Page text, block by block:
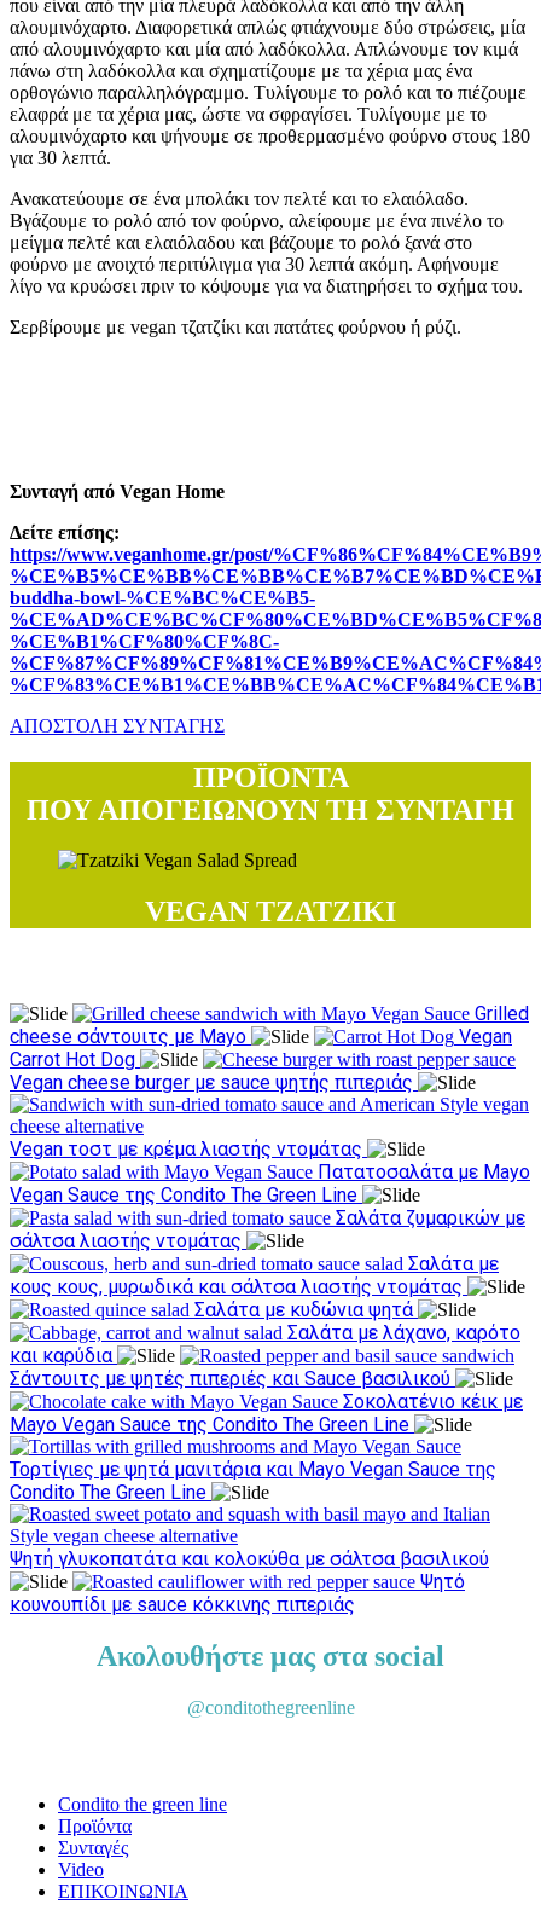
που είναι από την μία πλευρά λαδόκολλα και από την άλλη
αλουμινόχαρτο. Διαφορετικά απλώς φτιάχνουμε δύο στρώσεις, μία
από αλουμινόχαρτο και μία από λαδόκολλα. Απλώνουμε τον κιμά
πάνω στη λαδόκολλα και σχηματίζουμε με τα χέρια μας ένα
ορθογώνιο παραλληλόγραμμο. Τυλίγουμε το ρολό και το πιέζουμε
ελαφρά με τα χέρια μας, ώστε να σφραγίσει. Τυλίγουμε με το
αλουμινόχαρτο και ψήνουμε σε προθερμασμένο φούρνο στους 180
για 30 λεπτά.
Ανακατεύουμε σε ένα μπολάκι τον πελτέ και το ελαιόλαδο.
Βγάζουμε το ρολό από τον φούρνο, αλείφουμε με ένα πινέλο το
μείγμα πελτέ και ελαιόλαδου και βάζουμε το ρολό ξανά στο
φούρνο με ανοιχτό περιτύλιγμα για 30 λεπτά ακόμη. Αφήνουμε
λίγο να κρυώσει πριν το κόψουμε για να διατηρήσει το σχήμα του.
Σερβίρουμε με vegan τζατζίκι και πατάτες φούρνου ή ρύζι.
Συνταγή από Vegan Home
Δείτε επίσης:
https://www.veganhome.gr/post/
buddha-bowl-%CE%BC%CE%B5-
%CE%B1%CF%80%CF%8C-
ΑΠΟΣΤΟΛΗ ΣΥΝΤΑΓΗΣ
ΠΡΟΪΟΝΤΑ
ΠΟΥ ΑΠΟΓΕΙΩΝΟΥΝ ΤΗ ΣΥΝΤΑΓΗ
VEGAN ΤΖΑΤΖΙΚΙ
Grilled
cheese σάντουιτς με Mayo
Vegan
Carrot Hot Dog
Vegan cheese burger με sauce ψητής πιπεριάς
Vegan τοστ με κρέμα λιαστής ντομάτας
Πατατοσαλάτα με Mayo
Vegan Sauce της Condito The Green Line
Σαλάτα ζυμαρικών με
σάλτσα λιαστής ντομάτας
Σαλάτα με
κους κους, μυρωδικά και σάλτσα λιαστής ντομάτας
Σαλάτα με κυδώνια ψητά
Σαλάτα με λάχανο, καρότο
και καρύδια
Σάντουιτς με ψητές πιπεριές και Sauce βασιλικού
Σοκολατένιο κέικ με
Mayo Vegan Sauce της Condito The Green Line
Τορτίγιες με ψητά μανιτάρια και Mayo Vegan Sauce της
Condito The Green Line
Ψητή γλυκοπατάτα και κολοκύθα με σάλτσα βασιλικού
Ψητό
κουνουπίδι με sauce κόκκινης πιπεριάς
Ακολουθήστε μας στα social
@conditothegreenline
Condito the green line
Προϊόντα
Συνταγές
Video
ΕΠΙΚΟΙΝΩΝΙΑ